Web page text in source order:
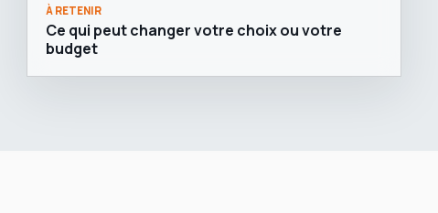
À RETENIR
Ce qui peut changer votre choix ou votre
budget